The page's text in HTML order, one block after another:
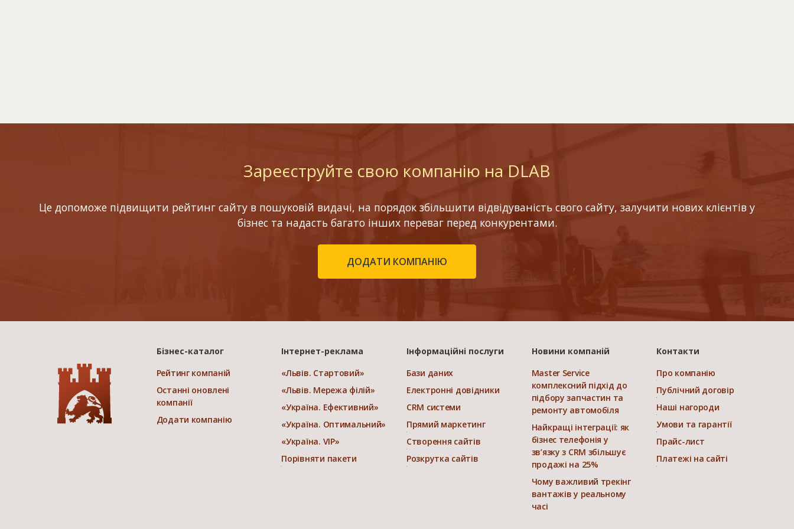
Зареєструйте свою компанію на DLAB
Це допоможе підвищити рейтинг сайту в пошуковій видачі, на порядок збільшити відвідуваність свого сайту, залучити нових клієнтів у
бізнес та надасть багато інших переваг перед конкурентами.
ДОДАТИ КОМПАНІЮ
Бізнес-каталог
Рейтинг компаній
Останні оновлені
компанії
Додати компанію
Інтернет-реклама
«Львів. Стартовий»
«Львів. Мережа філій»
«Україна. Ефективний»
«Україна. Оптимальний»
«Україна. VIP»
Порівняти пакети
Інформаційні послуги
Бази даних
Електронні довідники
CRM системи
Прямий маркетинг
Створення сайтів
Розкрутка сайтів
Новини компаній
Master Service
комплексний підхід до
підбору запчастин та
ремонту автомобіля
Найкращі інтеграції: як
бізнес телефонія у
зв’язку з CRM збільшує
продажі на 25%
Чому важливий трекінг
вантажів у реальному
часі
Контакти
Про компанію
Публічний договір
Наші нагороди
Умови та гарантії
Прайс-лист
Платежі на сайті